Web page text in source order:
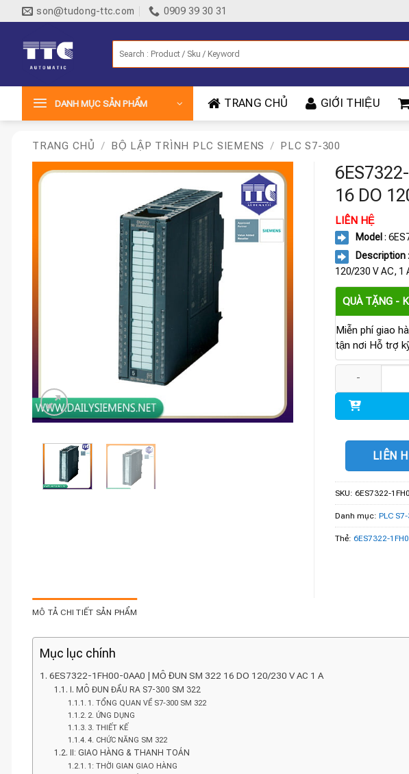
qua
son@tudong-ttc.com 0909 39 30 31
DANH MỤC SẢN PHẨM TRANG CHỦ GIỚI THIỆU
TRANG CHỦ / BỘ LẬP TRÌNH PLC SIEMENS / PLC S7-300
16 DO
LIÊN HỆ
Model :
Description
120/230 V AC, 1
QUÀ TẶNG -
Miễn phí giao
tận nơi Hỗ trợ
LIÊN
SKU: 6ES7322-
Danh mục: PLC
Thẻ: 6ES7322-
MÔ TẢ CHI TIẾT SẢN PHẨM
Mục lục chính
6ES7322-1FH00-0AA0 | MÔ ĐUN SM 322 16 DO 120/230 V AC 1 A
I. MÔ ĐUN ĐẦU RA S7-300 SM 322
1. TỔNG QUAN VỀ S7-300 SM 322
2. ỨNG DỤNG
3. THIẾT KẾ
4. CHỨC NĂNG SM 322
II: GIAO HÀNG & THANH TOÁN
1: THỜI GIAN GIAO HÀNG